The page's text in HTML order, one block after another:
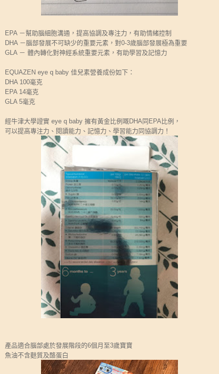
EPA －幫助腦細胞溝通，提高協調及專注力，有助情緒控制
DHA －腦部發展不可缺少的重要元素，對0-3歲腦部發展極為重要
GLA － 體內轉化對神經系統重要元素，有助學習及記憶力
EQUAZEN eye q baby 佳兒素營養成份如下：
DHA 100毫克
EPA 14毫克
GLA 5毫克
經牛津大學證實 eye q baby 擁有黃金比例嘅DHA同EPA比例，
可以提高專注力、閱讀能力、記憶力、學習能力同協調力！
產品適合腦部處於發展階段的6個月至3歲寶寶
魚油不含麩質及酪蛋白